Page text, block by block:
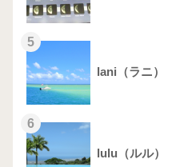
5
lani（ラニ）
6
lulu（ルル）